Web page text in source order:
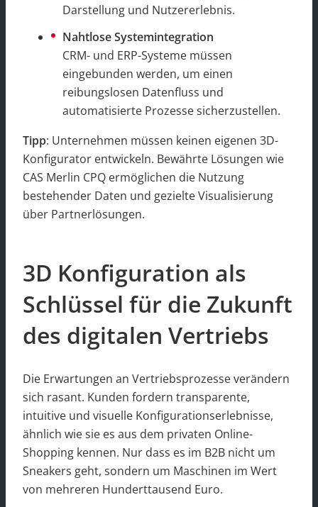
Darstellung und Nutzererlebnis.
Nahtlose Systemintegration
CRM- und ERP-Systeme müssen
eingebunden werden, um einen
reibungslosen Datenfluss und
automatisierte Prozesse sicherzustellen.
Tipp: Unternehmen müssen keinen eigenen 3D-
Konfigurator entwickeln. Bewährte Lösungen wie
CAS Merlin CPQ ermöglichen die Nutzung
bestehender Daten und gezielte Visualisierung
über Partnerlösungen.
3D Konfiguration als
Schlüssel für die Zukunft
des digitalen Vertriebs
Die Erwartungen an Vertriebsprozesse verändern
sich rasant. Kunden fordern transparente,
intuitive und visuelle Konfigurationserlebnisse,
ähnlich wie sie es aus dem privaten Online-
Shopping kennen. Nur dass es im B2B nicht um
Sneakers geht, sondern um Maschinen im Wert
von mehreren Hunderttausend Euro.